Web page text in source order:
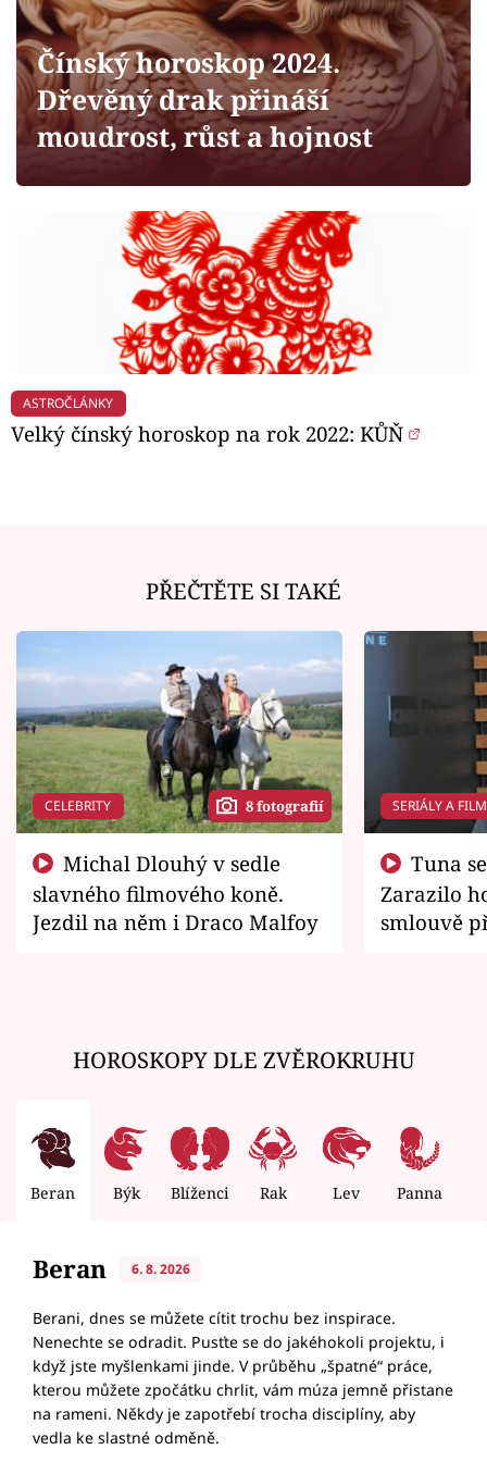
Sledujte prima+
Filmový festival Karlovy Vary
Pořady
Mámy sobě
Přihlášení
Čínský horoskop 2024.
Dřevěný drak přináší
moudrost, růst a hojnost
ASTROČLÁNKY
Velký čínský horoskop na rok 2022: KŮŇ
PŘEČTĚTE SI TAKÉ
CELEBRITY 8 fotografií
slavného filmového koně.
Jezdil na něm i Draco Malfoy
SERIÁLY A
Zarazilo
smlouvě
HOROSKOPY DLE ZVĚROKRUHU
Beran Býk Blíženci Rak Lev Panna
Beran 6. 8. 2026
Berani, dnes se můžete cítit trochu bez inspirace.
Nenechte se odradit. Pusťte se do jakéhokoli projektu, i
když jste myšlenkami jinde. V průběhu „špatné“ práce,
kterou můžete zpočátku chrlit, vám múza jemně přistane
na rameni. Někdy je zapotřebí trocha disciplíny, aby
vedla ke slastné odměně.